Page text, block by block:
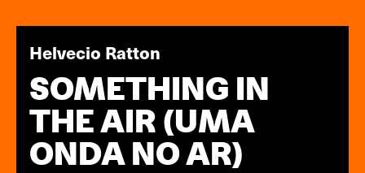
Helvecio Ratton
SOMETHING IN
THE AIR (UMA
ONDA NO AR)